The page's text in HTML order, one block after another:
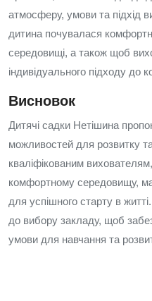
атмосферу, умови та підхід
дитина почувалася
середовищі, а також щоб
індивідуального підходу до
Висновок
Дитячі садки Нетішина
можливостей для розвитку
кваліфікованим
комфортному середовищу,
для успішного старту в
до вибору закладу, щоб
умови для навчання та